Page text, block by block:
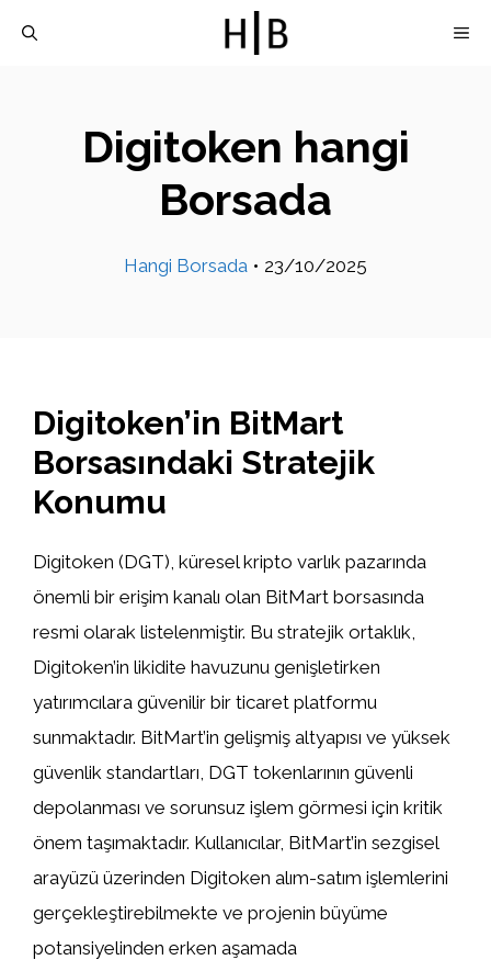
Digitoken hangi
Borsada
Hangi Borsada • 23/10/2025
Digitoken’in BitMart
Borsasındaki Stratejik
Konumu
Digitoken (DGT), küresel kripto varlık pazarında
önemli bir erişim kanalı olan BitMart borsasında
resmi olarak listelenmiştir. Bu stratejik ortaklık,
Digitoken’in likidite havuzunu genişletirken
yatırımcılara güvenilir bir ticaret platformu
sunmaktadır. BitMart’in gelişmiş altyapısı ve yüksek
güvenlik standartları, DGT tokenlarının güvenli
depolanması ve sorunsuz işlem görmesi için kritik
önem taşımaktadır. Kullanıcılar, BitMart’in sezgisel
arayüzü üzerinden Digitoken alım-satım işlemlerini
gerçekleştirebilmekte ve projenin büyüme
potansiyelinden erken aşamada